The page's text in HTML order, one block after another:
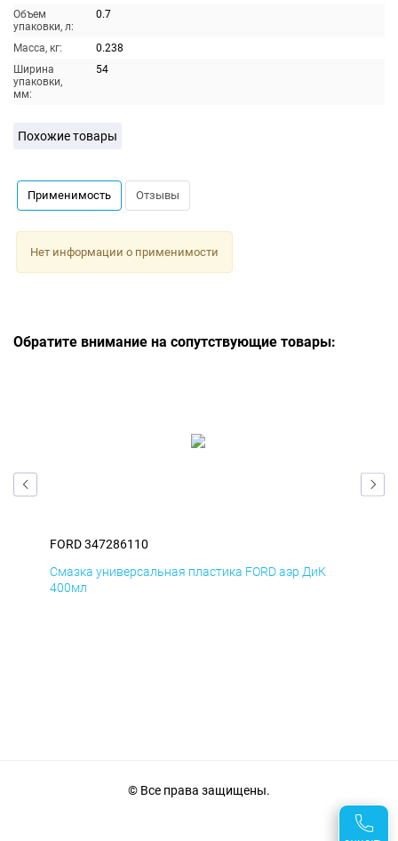
Объем
упаковки, л:
0.7
Масса, кг:
0.238
Ширина
упаковки,
мм:
54
Похожие товары
Применимость Отзывы
Нет информации о применимости
Обратите внимание на сопутствующие товары:
FORD 347286110
Смазка универсальная пластика FORD аэр ДиК
400мл
© Все права защищены.